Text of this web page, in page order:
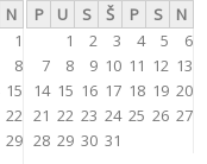
N
1
8
15
22
29
P
U S Š P S
N
1
2 3 4 5
6
7
8 9 10 11 12 13
14 15 16 17 18 19 20
21 22 23 24 25 26 27
28 29 30 31